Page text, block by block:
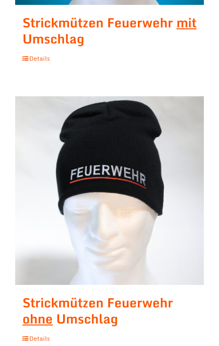
Strickmützen Feuerwehr mit
Umschlag
Details
Strickmützen Feuerwehr
ohne Umschlag
Details